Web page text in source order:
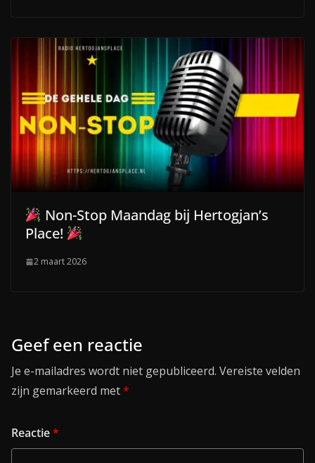
Non-Stop Maandag bij Hertogjan’s
Place!
2 maart 2026
Geef een reactie
Je e-mailadres wordt niet gepubliceerd. Vereiste velden
zijn gemarkeerd met*
Reactie*